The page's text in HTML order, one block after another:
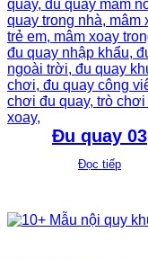
Đu quay 03
Đọc tiếp